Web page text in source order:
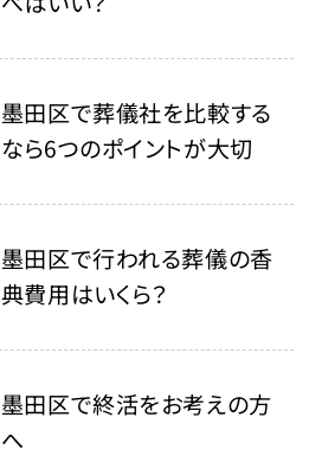
墨田区で葬儀社を比較する
なら6つのポイントが大切
墨田区で行われる葬儀の香
典費用はいくら？
墨田区で終活をお考えの方
へ